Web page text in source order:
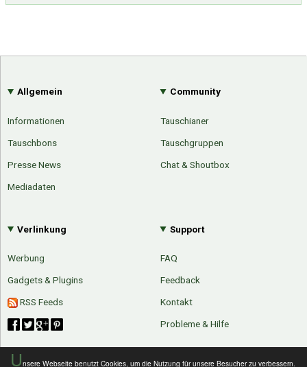
Unsere Webseite benutzt Cookies, um die Nutzung für unsere Besucher zu verbessern.
Mit Email Twitter Facebook
Tauschbons
Neue Artikel
Allgemein
Informationen
Tauschbons
Presse News
Mediadaten
Community
Tauschianer
Tauschgruppen
Chat & Shoutbox
Verlinkung
Werbung
Gadgets & Plugins
RSS Feeds
Support
FAQ
Feedback
Kontakt
Probleme & Hilfe